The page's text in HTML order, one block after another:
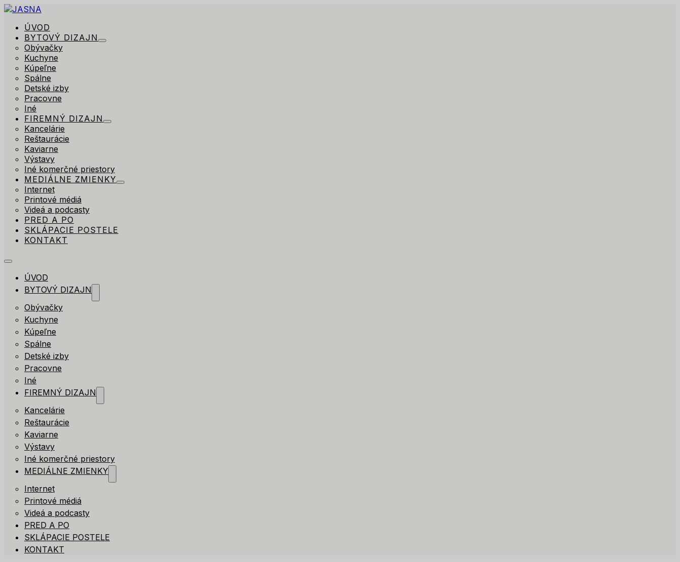
ÚVOD
BYTOVÝ DIZAJN
Obývačky
Kuchyne
Kúpeľne
Spálne
Detské izby
Pracovne
Iné
FIREMNÝ DIZAJN
Kancelárie
Reštaurácie
Kaviarne
Výstavy
Iné komerčné priestory
MEDIÁLNE ZMIENKY
Internet
Printové médiá
Videá a podcasty
PRED A PO
SKLÁPACIE POSTELE
KONTAKT
ÚVOD
BYTOVÝ DIZAJN
Obývačky
Kuchyne
Kúpeľne
Spálne
Detské izby
Pracovne
Iné
FIREMNÝ DIZAJN
Kancelárie
Reštaurácie
Kaviarne
Výstavy
Iné komerčné priestory
MEDIÁLNE ZMIENKY
Internet
Printové médiá
Videá a podcasty
PRED A PO
SKLÁPACIE POSTELE
KONTAKT